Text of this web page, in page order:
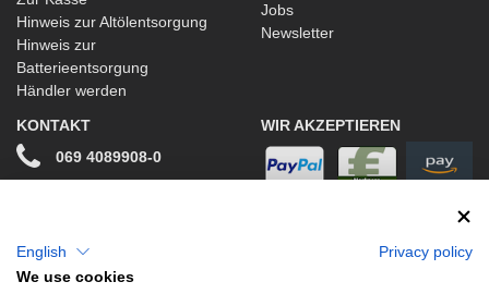
Hinweis zur Altölentsorgung
Hinweis zur
Batterieentsorgung
Händler werden
Jobs
Newsletter
KONTAKT
069 4089908-0
Facebook
WIR AKZEPTIEREN
English
Privacy policy
We use cookies